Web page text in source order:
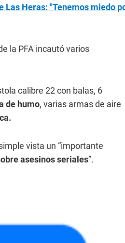
Las Heras: "Tenemos miedo
la PFA incautó varios
calibre 22 con balas, 6
de humo, varias armas de aire
vista un “importante
asesinos seriales”.